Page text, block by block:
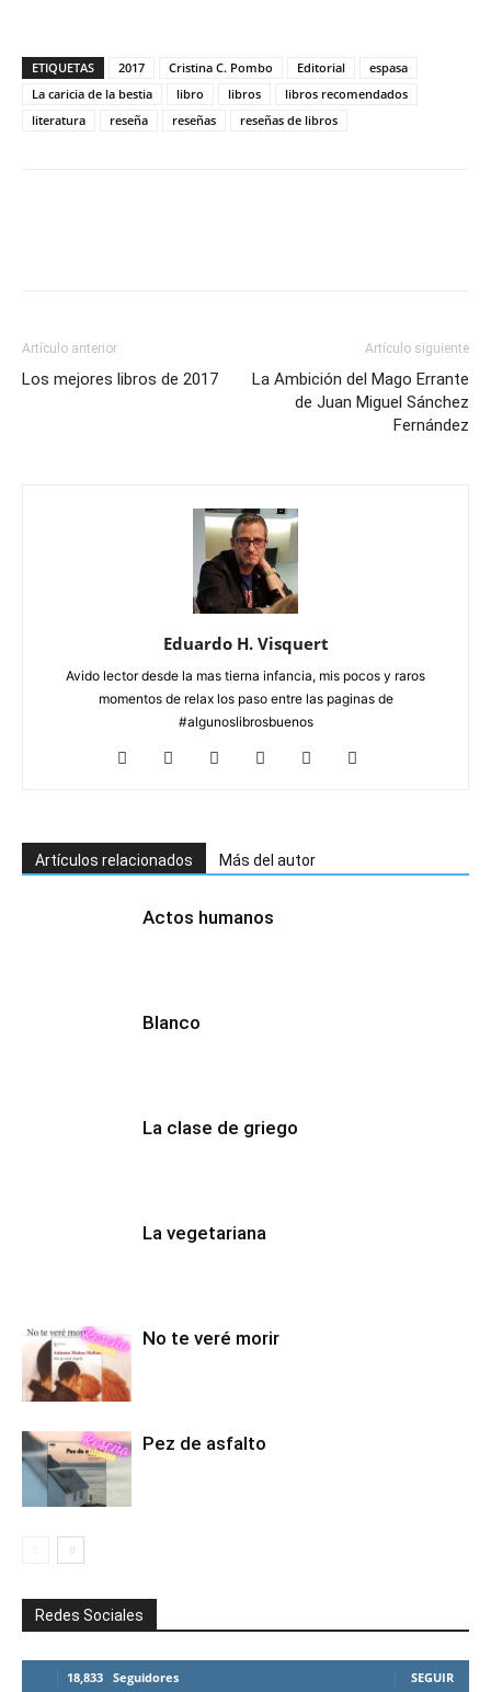
ETIQUETAS 2017 Cristina C. Pombo Editorial
espasa
La caricia de la bestia
libro libros
libros recomendados
literatura
reseña reseñas reseñas de libros
Artículo anterior
Los mejores libros de 2017
Artículo siguiente
La Ambición del Mago Errante
de Juan Miguel Sánchez
Fernández
Eduardo H. Visquert
Avido lector desde la mas tierna infancia, mis pocos y raros
momentos de relax los paso entre las paginas de
#algunoslibrosbuenos
Artículos relacionados Más del autor
Actos humanos
Blanco
La clase de griego
La vegetariana
No te veré morir
Pez de asfalto
Redes Sociales
18,833 Seguidores SEGUIR